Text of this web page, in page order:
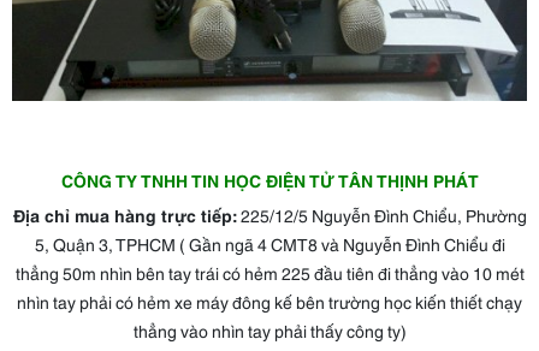
CÔNG TY TNHH TIN HỌC ĐIỆN TỬ TÂN THỊNH PHÁT
Địa chỉ mua hàng trực tiếp:225/12/5 Nguyễn Đình Chiểu, Phường
5, Quận 3, TPHCM ( Gần ngã 4 CMT8 và Nguyễn Đình Chiểu đi
thẳng 50m nhìn bên tay trái có hẻm 225 đầu tiên đi thẳng vào 10 mét
nhìn tay phải có hẻm xe máy đông kế bên trường học kiến thiết chạy
thẳng vào nhìn tay phải thấy công ty)